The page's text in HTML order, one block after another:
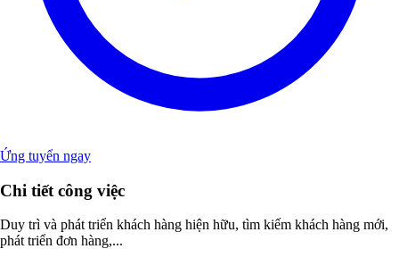
Ứng tuyển ngay
Chi tiết công việc
Duy trì và phát triển khách hàng hiện hữu, tìm kiếm khách hàng mới,
phát triển đơn hàng,...